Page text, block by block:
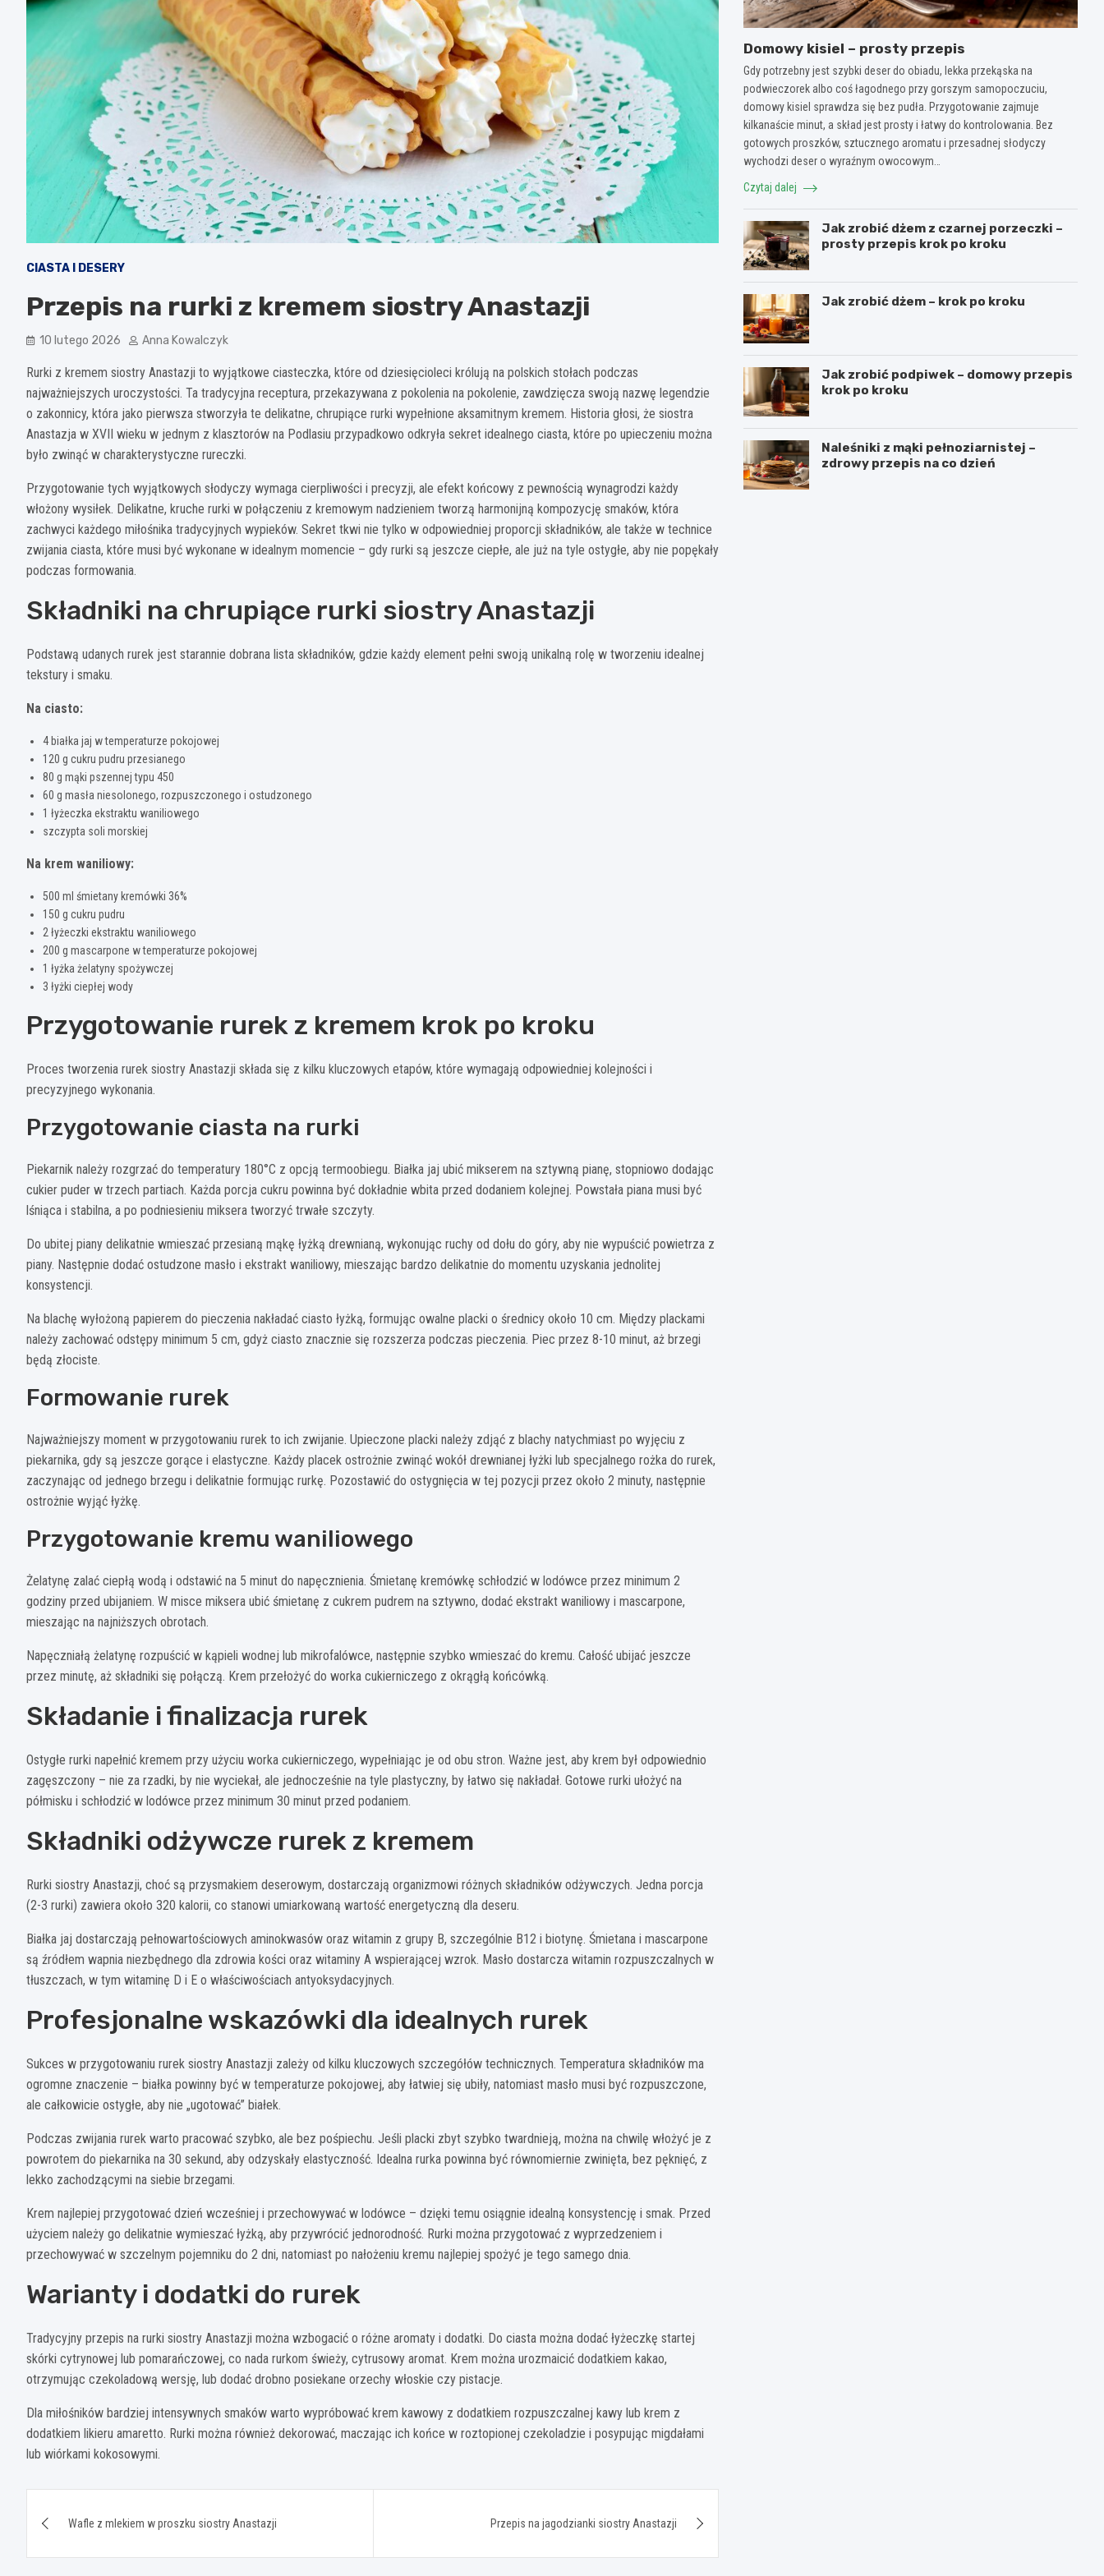
CIASTA I DESERY
Przepis na rurki z kremem siostry Anastazji
10 lutego 2026 Anna Kowalczyk
Rurki z kremem siostry Anastazji to wyjątkowe ciasteczka, które od dziesięcioleci królują na polskich stołach podczas
najważniejszych uroczystości. Ta tradycyjna receptura, przekazywana z pokolenia na pokolenie, zawdzięcza swoją nazwę legendzie
o zakonnicy, która jako pierwsza stworzyła te delikatne, chrupiące rurki wypełnione aksamitnym kremem. Historia głosi, że siostra
Anastazja w XVII wieku w jednym z klasztorów na Podlasiu przypadkowo odkryła sekret idealnego ciasta, które po upieczeniu można
było zwinąć w charakterystyczne rureczki.
Przygotowanie tych wyjątkowych słodyczy wymaga cierpliwości i precyzji, ale efekt końcowy z pewnością wynagrodzi każdy
włożony wysiłek. Delikatne, kruche rurki w połączeniu z kremowym nadzieniem tworzą harmonijną kompozycję smaków, która
zachwyci każdego miłośnika tradycyjnych wypieków. Sekret tkwi nie tylko w odpowiedniej proporcji składników, ale także w technice
zwijania ciasta, które musi być wykonane w idealnym momencie – gdy rurki są jeszcze ciepłe, ale już na tyle ostygłe, aby nie popękały
podczas formowania.
Składniki na chrupiące rurki siostry Anastazji
Podstawą udanych rurek jest starannie dobrana lista składników, gdzie każdy element pełni swoją unikalną rolę w tworzeniu idealnej
tekstury i smaku.
Na ciasto:
4 białka jaj w temperaturze pokojowej
120 g cukru pudru przesianego
80 g mąki pszennej typu 450
60 g masła niesolonego, rozpuszczonego i ostudzonego
1 łyżeczka ekstraktu waniliowego
szczypta soli morskiej
Na krem waniliowy:
500 ml śmietany kremówki 36%
150 g cukru pudru
2 łyżeczki ekstraktu waniliowego
200 g mascarpone w temperaturze pokojowej
1 łyżka żelatyny spożywczej
3 łyżki ciepłej wody
Przygotowanie rurek z kremem krok po kroku
Proces tworzenia rurek siostry Anastazji składa się z kilku kluczowych etapów, które wymagają odpowiedniej kolejności i
precyzyjnego wykonania.
Przygotowanie ciasta na rurki
Piekarnik należy rozgrzać do temperatury 180°C z opcją termoobiegu. Białka jaj ubić mikserem na sztywną pianę, stopniowo dodając
cukier puder w trzech partiach. Każda porcja cukru powinna być dokładnie wbita przed dodaniem kolejnej. Powstała piana musi być
lśniąca i stabilna, a po podniesieniu miksera tworzyć trwałe szczyty.
Do ubitej piany delikatnie wmieszać przesianą mąkę łyżką drewnianą, wykonując ruchy od dołu do góry, aby nie wypuścić powietrza z
piany. Następnie dodać ostudzone masło i ekstrakt waniliowy, mieszając bardzo delikatnie do momentu uzyskania jednolitej
konsystencji.
Na blachę wyłożoną papierem do pieczenia nakładać ciasto łyżką, formując owalne placki o średnicy około 10 cm. Między plackami
należy zachować odstępy minimum 5 cm, gdyż ciasto znacznie się rozszerza podczas pieczenia. Piec przez 8-10 minut, aż brzegi
będą złociste.
Formowanie rurek
Najważniejszy moment w przygotowaniu rurek to ich zwijanie. Upieczone placki należy zdjąć z blachy natychmiast po wyjęciu z
piekarnika, gdy są jeszcze gorące i elastyczne. Każdy placek ostrożnie zwinąć wokół drewnianej łyżki lub specjalnego rożka do rurek,
zaczynając od jednego brzegu i delikatnie formując rurkę. Pozostawić do ostygnięcia w tej pozycji przez około 2 minuty, następnie
ostrożnie wyjąć łyżkę.
Przygotowanie kremu waniliowego
Żelatynę zalać ciepłą wodą i odstawić na 5 minut do napęcznienia. Śmietanę kremówkę schłodzić w lodówce przez minimum 2
godziny przed ubijaniem. W misce miksera ubić śmietanę z cukrem pudrem na sztywno, dodać ekstrakt waniliowy i mascarpone,
mieszając na najniższych obrotach.
Napęczniałą żelatynę rozpuścić w kąpieli wodnej lub mikrofalówce, następnie szybko wmieszać do kremu. Całość ubijać jeszcze
przez minutę, aż składniki się połączą. Krem przełożyć do worka cukierniczego z okrągłą końcówką.
Składanie i finalizacja rurek
Ostygłe rurki napełnić kremem przy użyciu worka cukierniczego, wypełniając je od obu stron. Ważne jest, aby krem był odpowiednio
zagęszczony – nie za rzadki, by nie wyciekał, ale jednocześnie na tyle plastyczny, by łatwo się nakładał. Gotowe rurki ułożyć na
półmisku i schłodzić w lodówce przez minimum 30 minut przed podaniem.
Składniki odżywcze rurek z kremem
Rurki siostry Anastazji, choć są przysmakiem deserowym, dostarczają organizmowi różnych składników odżywczych. Jedna porcja
(2-3 rurki) zawiera około 320 kalorii, co stanowi umiarkowaną wartość energetyczną dla deseru.
Białka jaj dostarczają pełnowartościowych aminokwasów oraz witamin z grupy B, szczególnie B12 i biotynę. Śmietana i mascarpone
są źródłem wapnia niezbędnego dla zdrowia kości oraz witaminy A wspierającej wzrok. Masło dostarcza witamin rozpuszczalnych w
tłuszczach, w tym witaminę D i E o właściwościach antyoksydacyjnych.
Profesjonalne wskazówki dla idealnych rurek
Sukces w przygotowaniu rurek siostry Anastazji zależy od kilku kluczowych szczegółów technicznych. Temperatura składników ma
ogromne znaczenie – białka powinny być w temperaturze pokojowej, aby łatwiej się ubiły, natomiast masło musi być rozpuszczone,
ale całkowicie ostygłe, aby nie „ugotować” białek.
Podczas zwijania rurek warto pracować szybko, ale bez pośpiechu. Jeśli placki zbyt szybko twardnieją, można na chwilę włożyć je z
powrotem do piekarnika na 30 sekund, aby odzyskały elastyczność. Idealna rurka powinna być równomiernie zwinięta, bez pęknięć, z
lekko zachodzącymi na siebie brzegami.
Krem najlepiej przygotować dzień wcześniej i przechowywać w lodówce – dzięki temu osiągnie idealną konsystencję i smak. Przed
użyciem należy go delikatnie wymieszać łyżką, aby przywrócić jednorodność. Rurki można przygotować z wyprzedzeniem i
przechowywać w szczelnym pojemniku do 2 dni, natomiast po nałożeniu kremu najlepiej spożyć je tego samego dnia.
Warianty i dodatki do rurek
Tradycyjny przepis na rurki siostry Anastazji można wzbogacić o różne aromaty i dodatki. Do ciasta można dodać łyżeczkę startej
skórki cytrynowej lub pomarańczowej, co nada rurkom świeży, cytrusowy aromat. Krem można urozmaicić dodatkiem kakao,
otrzymując czekoladową wersję, lub dodać drobno posiekane orzechy włoskie czy pistacje.
Dla miłośników bardziej intensywnych smaków warto wypróbować krem kawowy z dodatkiem rozpuszczalnej kawy lub krem z
dodatkiem likieru amaretto. Rurki można również dekorować, maczając ich końce w roztopionej czekoladzie i posypując migdałami
lub wiórkami kokosowymi.
wpisu
Wafle z mlekiem w proszku siostry Anastazji Przepis na jagodzianki siostry Anastazji
Domowy kisiel – prosty przepis
Gdy potrzebny jest szybki deser do obiadu, lekka przekąska na
podwieczorek albo coś łagodnego przy gorszym samopoczuciu,
domowy kisiel sprawdza się bez pudła. Przygotowanie zajmuje
kilkanaście minut, a skład jest prosty i łatwy do kontrolowania. Bez
gotowych proszków, sztucznego aromatu i przesadnej słodyczy
wychodzi deser o wyraźnym owocowym…
Czytaj dalej
Jak zrobić dżem z czarnej porzeczki –
prosty przepis krok po kroku
Jak zrobić dżem – krok po kroku
Jak zrobić podpiwek – domowy przepis
krok po kroku
Naleśniki z mąki pełnoziarnistej –
zdrowy przepis na co dzień